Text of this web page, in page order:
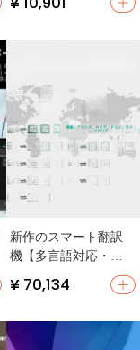
学習対応】
新作のスマート翻訳
機【多言語対応・オ
ンラインオフライン
翻訳・リアルタイム
¥ 70,134